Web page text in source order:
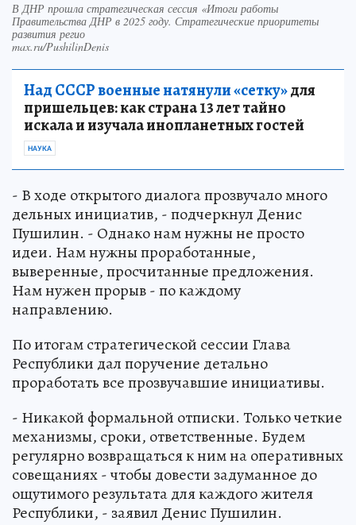
В ДНР прошла стратегическая сессия «Итоги работы
Правительства ДНР в 2025 году. Стратегические приоритеты
развития регио
max.ru/PushilinDenis
Над СССР военные натянули «сетку»для
пришельцев: как страна 13 лет тайно
искала и изучала инопланетных гостей
НАУКА
- В ходе открытого диалога прозвучало много
дельных инициатив, - подчеркнул Денис
Пушилин. - Однако нам нужны не просто
идеи. Нам нужны проработанные,
выверенные, просчитанные предложения.
Нам нужен прорыв - по каждому
направлению.
По итогам стратегической сессии Глава
Республики дал поручение детально
проработать все прозвучавшие инициативы.
- Никакой формальной отписки. Только четкие
механизмы, сроки, ответственные. Будем
регулярно возвращаться к ним на оперативных
совещаниях - чтобы довести задуманное до
ощутимого результата для каждого жителя
Республики, - заявил Денис Пушилин.